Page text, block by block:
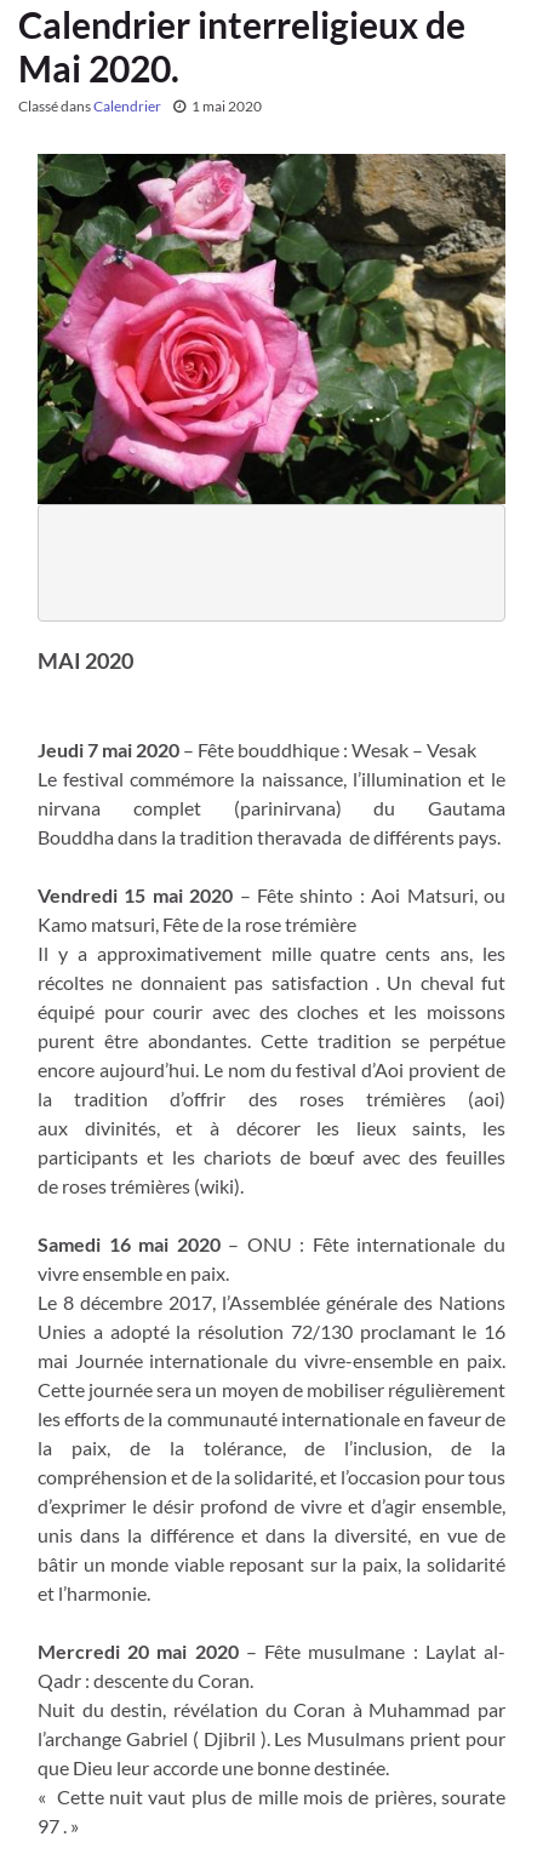
Calendrier interreligieux de
Mai 2020.
Classé dansCalendrier 1 mai 2020
MAI 2020
Jeudi 7 mai 2020 – Fête bouddhique : Wesak – Vesak
Le festival commémore la naissance, l’illumination et le
nirvana complet (parinirvana) du Gautama
Bouddha dans la tradition theravada de différents pays.
Vendredi 15 mai 2020 – Fête shinto : Aoi Matsuri, ou
Kamo matsuri, Fête de la rose trémière
Il y a approximativement mille quatre cents ans, les
récoltes ne donnaient pas satisfaction . Un cheval fut
équipé pour courir avec des cloches et les moissons
purent être abondantes. Cette tradition se perpétue
encore aujourd’hui. Le nom du festival d’Aoi provient de
la tradition d’offrir des roses trémières (aoi)
aux divinités, et à décorer les lieux saints, les
participants et les chariots de bœuf avec des feuilles
de roses trémières (wiki).
Samedi 16 mai 2020– ONU : Fête internationale du
vivre ensemble en paix.
Le 8 décembre 2017, l’Assemblée générale des Nations
Unies a adopté la résolution 72/130 proclamant le 16
mai Journée internationale du vivre-ensemble en paix.
Cette journée sera un moyen de mobiliser régulièrement
les efforts de la communauté internationale en faveur de
la paix, de la tolérance, de l’inclusion, de la
compréhension et de la solidarité, et l’occasion pour tous
d’exprimer le désir profond de vivre et d’agir ensemble,
unis dans la différence et dans la diversité, en vue de
bâtir un monde viable reposant sur la paix, la solidarité
et l’harmonie.
Mercredi 20 mai 2020– Fête musulmane : Laylat al-
Qadr : descente du Coran.
Nuit du destin, révélation du Coran à Muhammad par
l’archange Gabriel ( Djibril ). Les Musulmans prient pour
que Dieu leur accorde une bonne destinée.
« Cette nuit vaut plus de mille mois de prières, sourate
97 . »